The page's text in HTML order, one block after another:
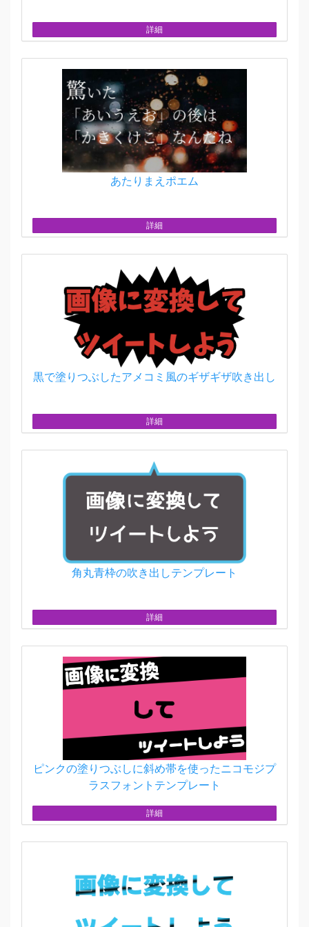
詳細
あたりまえポエム
詳細
黒で塗りつぶしたアメコミ風のギザギザ吹き出し
詳細
角丸青枠の吹き出しテンプレート
詳細
ピンクの塗りつぶしに斜め帯を使ったニコモジプ
ラスフォントテンプレート
詳細